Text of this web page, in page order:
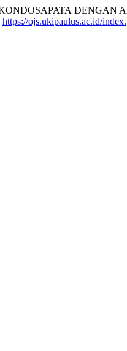
DENGAN
https://ojs.ukipaulus.ac.id/